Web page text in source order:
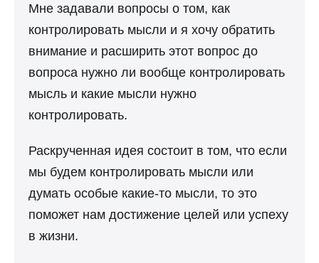
Мне задавали вопросы о том, как
контролировать мысли и я хочу обратить
внимание и расширить этот вопрос до
вопроса нужно ли вообще контролировать
мысль и какие мысли нужно
контролировать.
Раскрученная идея состоит в том, что если
мы будем контролировать мысли или
думать особые какие-то мысли, то это
поможет нам достижение целей или успеху
в жизни.